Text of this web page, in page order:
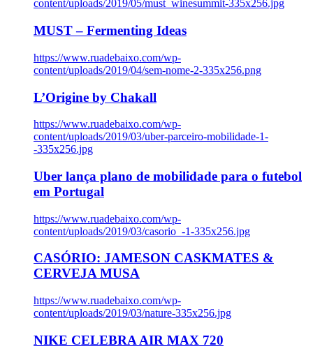
content/uploads/2019/05/must_winesummit-335x256.jpg
MUST – Fermenting Ideas
https://www.ruadebaixo.com/wp-
content/uploads/2019/04/sem-nome-2-335x256.png
L’Origine by Chakall
https://www.ruadebaixo.com/wp-
content/uploads/2019/03/uber-parceiro-mobilidade-1-
-335x256.jpg
Uber lança plano de mobilidade para o futebol
em Portugal
https://www.ruadebaixo.com/wp-
content/uploads/2019/03/casorio_-1-335x256.jpg
CASÓRIO: JAMESON CASKMATES &
CERVEJA MUSA
https://www.ruadebaixo.com/wp-
content/uploads/2019/03/nature-335x256.jpg
NIKE CELEBRA AIR MAX 720